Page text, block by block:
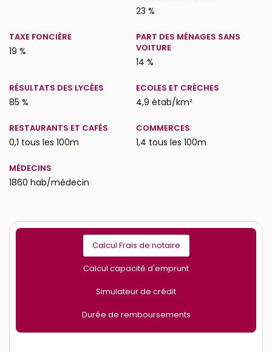
23 %
TAXE FONCIÈRE
19 %
PART DES MÉNAGES SANS
VOITURE
14 %
RÉSULTATS DES LYCÉES
85 %
ECOLES ET CRÈCHES
4,9 étab/km²
RESTAURANTS ET CAFÉS
0,1 tous les 100m
COMMERCES
1,4 tous les 100m
MÉDECINS
1860 hab/médecin
Calcul Frais de notaire
Calcul capacité d'emprunt
Simulateur de crédit
Durée de remboursements